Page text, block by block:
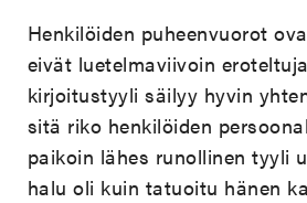
Henkilöiden puheenvuorot
eivät luetelmaviivoin
kirjoitustyyli säilyy hyvin
sitä riko henkilöiden
paikoin lähes runollinen tyyli
halu oli kuin tatuoitu hänen